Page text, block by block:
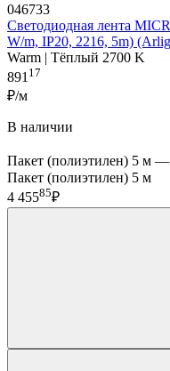
046733
Светодиодная лента
W/m, IP20, 2216, 5m)
Warm | Тёплый 2700 K
891 17
₽/м
В наличии
Пакет (полиэтилен) 5 м —
Пакет (полиэтилен) 5 м
4 45585₽